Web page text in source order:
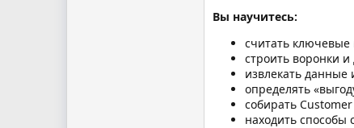
Вы научитесь:
считать ключевые
строить воронки и
извлекать данные
определять
собирать
находить способы